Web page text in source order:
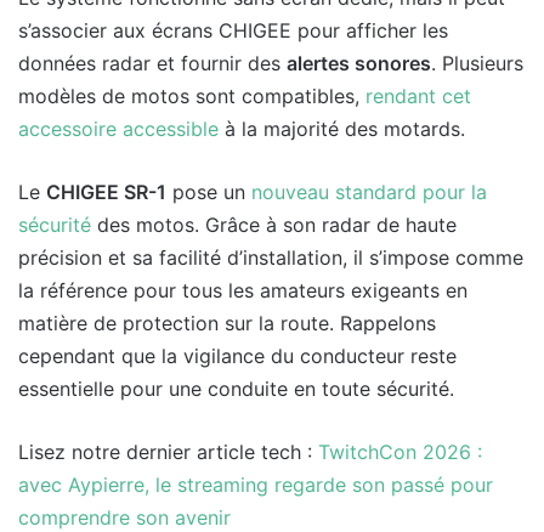
s’associer aux écrans CHIGEE pour afficher les
données radar et fournir des alertes sonores. Plusieurs
modèles de motos sont compatibles, rendant cet
accessoire accessible à la majorité des motards.
Le CHIGEE SR-1 pose un nouveau standard pour la
sécurité des motos. Grâce à son radar de haute
précision et sa facilité d’installation, il s’impose comme
la référence pour tous les amateurs exigeants en
matière de protection sur la route. Rappelons
cependant que la vigilance du conducteur reste
essentielle pour une conduite en toute sécurité.
Lisez notre dernier article tech : TwitchCon 2026 :
avec Aypierre, le streaming regarde son passé pour
comprendre son avenir